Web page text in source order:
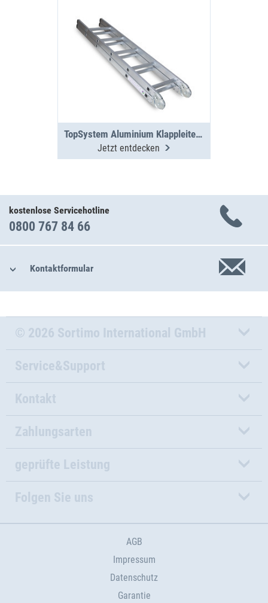
TopSystem Aluminium Klappleiter 3000 mm
Jetzt entdecken
kostenlose Servicehotline
0800 767 84 66
Kontaktformular
© 2026 Sortimo International GmbH
Service&Support
Kontakt
Zahlungsarten
geprüfte Leistung
Folgen Sie uns
AGB
Impressum
Datenschutz
Garantie